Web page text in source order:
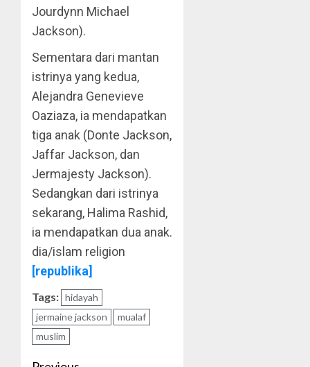
Jourdynn Michael
Jackson).
Sementara dari mantan
istrinya yang kedua,
Alejandra Genevieve
Oaziaza, ia mendapatkan
tiga anak (Donte Jackson,
Jaffar Jackson, dan
Jermajesty Jackson).
Sedangkan dari istrinya
sekarang, Halima Rashid,
ia mendapatkan dua anak.
dia/islam religion
[republika]
Tags: hidayah
jermaine jackson
mualaf
muslim